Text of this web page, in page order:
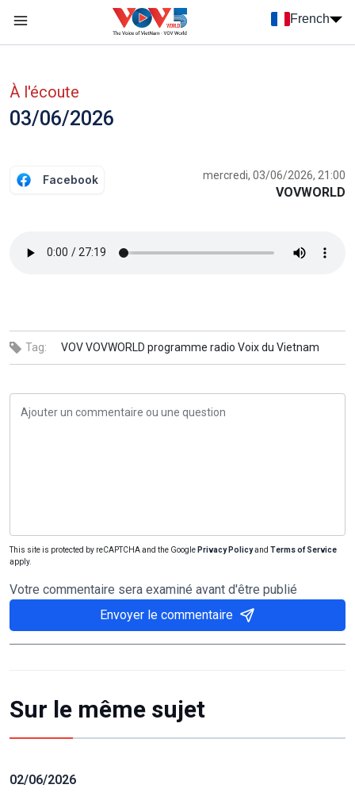
French
À l'écoute
03/06/2026
Facebook mercredi, 03/06/2026, 21:00
VOVWORLD
Tag: VOVVOVWORLD programme radio Voix du Vietnam
This site is protected by reCAPTCHA and the Google Privacy Policyand Terms of Service
apply.
Votre commentaire sera examiné avant d'être publié
Envoyer le commentaire
Sur le même sujet
02/06/2026